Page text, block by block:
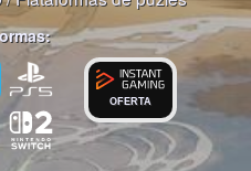
OFERTA